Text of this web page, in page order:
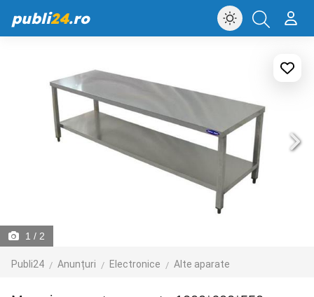
publi24.ro
1 / 2
Publi24 Anunțuri Electronice Alte aparate